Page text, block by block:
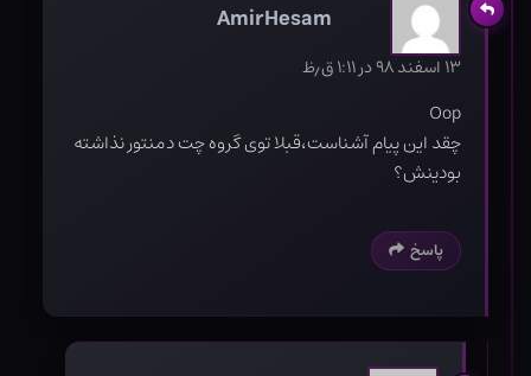
AmirHesam
۱۳ اسفند ۹۸ در ۱:۱۱ ق٫ظ
Oop
چقد این پیام آشناست،قبلا توی گروه چت دمنتور نذاشته
بودینش؟
پاسخ